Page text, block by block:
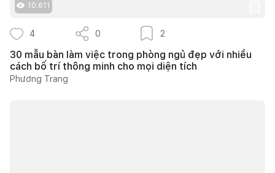
10.611
4 0 2
30 mẫu bàn làm việc trong phòng ngủ đẹp với nhiều
cách bố trí thông minh cho mọi diện tích
Phương Trang